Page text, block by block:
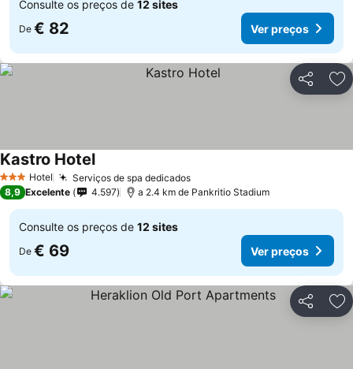
Consulte os preços de 12 sites
De € 82 Ver preços
Partilhar
3 EstrelasHotel Serviços de spa dedicadosVer preços
Kastro HotelVer preços
8,9 Excelente 4.597 a 2.4 km de Pankritio Stadium
Consulte os preços de 12 sites
De € 69 Ver preços
Partilhar